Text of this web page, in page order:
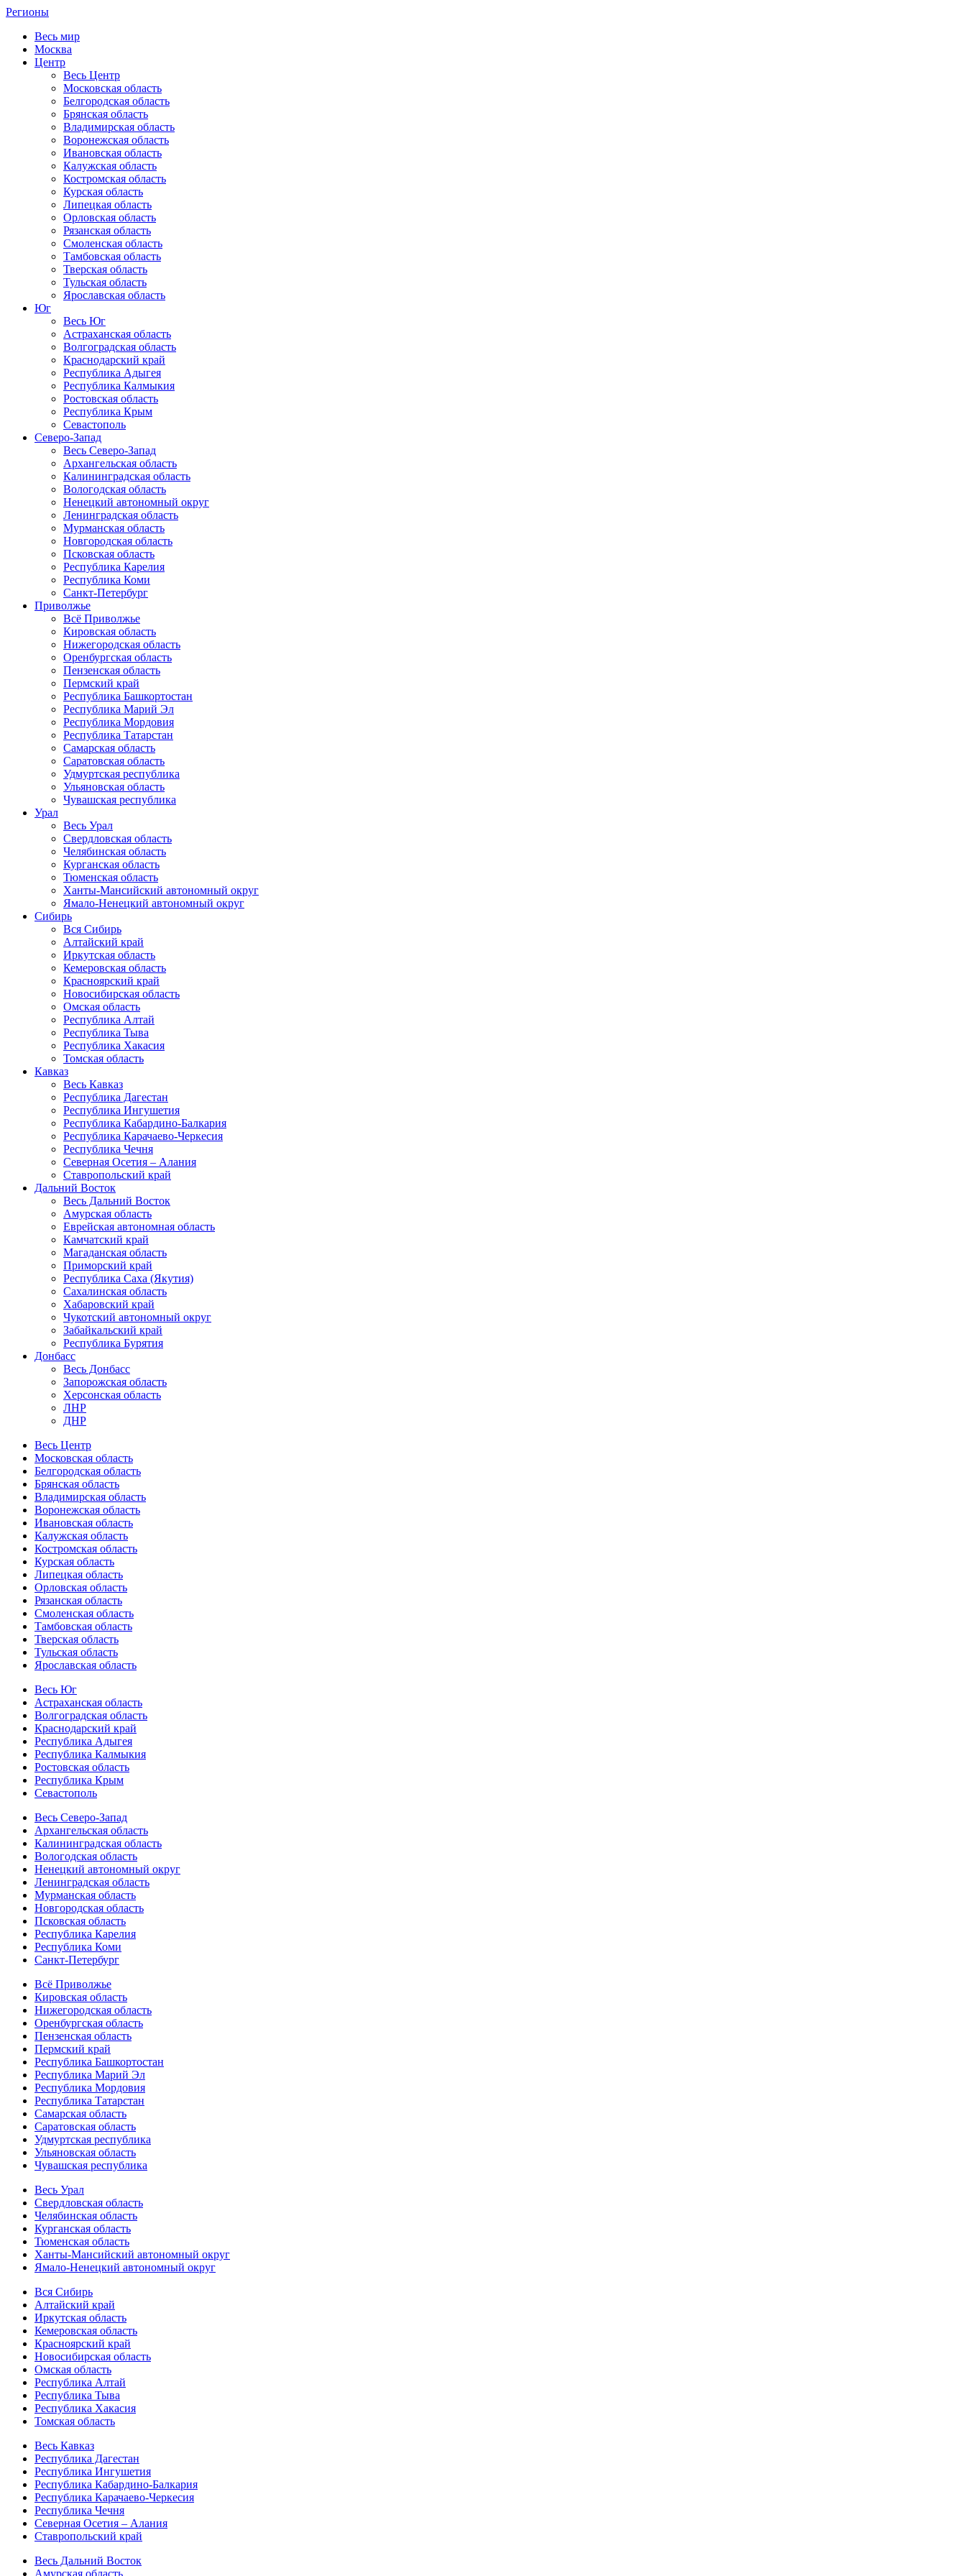
Регионы
Весь мир
Москва
Центр
Весь Центр
Московская область
Белгородская область
Брянская область
Владимирская область
Воронежская область
Ивановская область
Калужская область
Костромская область
Курская область
Липецкая область
Орловская область
Рязанская область
Смоленская область
Тамбовская область
Тверская область
Тульская область
Ярославская область
Юг
Весь Юг
Астраханская область
Волгоградская область
Краснодарский край
Республика Адыгея
Республика Калмыкия
Ростовская область
Республика Крым
Севастополь
Северо-Запад
Весь Северо-Запад
Архангельская область
Калининградская область
Вологодская область
Ненецкий автономный округ
Ленинградская область
Мурманская область
Новгородская область
Псковская область
Республика Карелия
Республика Коми
Санкт-Петербург
Приволжье
Всё Приволжье
Кировская область
Нижегородская область
Оренбургская область
Пензенская область
Пермский край
Республика Башкортостан
Республика Марий Эл
Республика Мордовия
Республика Татарстан
Самарская область
Саратовская область
Удмуртская республика
Ульяновская область
Чувашская республика
Урал
Весь Урал
Свердловская область
Челябинская область
Курганская область
Тюменская область
Ханты-Мансийский автономный округ
Ямало-Ненецкий автономный округ
Сибирь
Вся Сибирь
Алтайский край
Иркутская область
Кемеровская область
Красноярский край
Новосибирская область
Омская область
Республика Алтай
Республика Тыва
Республика Хакасия
Томская область
Кавказ
Весь Кавказ
Республика Дагестан
Республика Ингушетия
Республика Кабардино-Балкария
Республика Карачаево-Черкесия
Республика Чечня
Северная Осетия – Алания
Ставропольский край
Дальний Восток
Весь Дальний Восток
Амурская область
Еврейская автономная область
Камчатский край
Магаданская область
Приморский край
Республика Саха (Якутия)
Сахалинская область
Хабаровский край
Чукотский автономный округ
Забайкальский край
Республика Бурятия
Донбасс
Весь Донбасс
Запорожская область
Херсонская область
ЛНР
ДНР
Весь Центр
Московская область
Белгородская область
Брянская область
Владимирская область
Воронежская область
Ивановская область
Калужская область
Костромская область
Курская область
Липецкая область
Орловская область
Рязанская область
Смоленская область
Тамбовская область
Тверская область
Тульская область
Ярославская область
Весь Юг
Астраханская область
Волгоградская область
Краснодарский край
Республика Адыгея
Республика Калмыкия
Ростовская область
Республика Крым
Севастополь
Весь Северо-Запад
Архангельская область
Калининградская область
Вологодская область
Ненецкий автономный округ
Ленинградская область
Мурманская область
Новгородская область
Псковская область
Республика Карелия
Республика Коми
Санкт-Петербург
Всё Приволжье
Кировская область
Нижегородская область
Оренбургская область
Пензенская область
Пермский край
Республика Башкортостан
Республика Марий Эл
Республика Мордовия
Республика Татарстан
Самарская область
Саратовская область
Удмуртская республика
Ульяновская область
Чувашская республика
Весь Урал
Свердловская область
Челябинская область
Курганская область
Тюменская область
Ханты-Мансийский автономный округ
Ямало-Ненецкий автономный округ
Вся Сибирь
Алтайский край
Иркутская область
Кемеровская область
Красноярский край
Новосибирская область
Омская область
Республика Алтай
Республика Тыва
Республика Хакасия
Томская область
Весь Кавказ
Республика Дагестан
Республика Ингушетия
Республика Кабардино-Балкария
Республика Карачаево-Черкесия
Республика Чечня
Северная Осетия – Алания
Ставропольский край
Весь Дальний Восток
Амурская область